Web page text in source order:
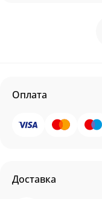
Оплата
Доставка